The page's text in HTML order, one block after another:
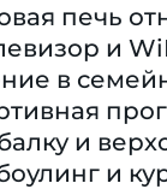
печь
и
в
и
и